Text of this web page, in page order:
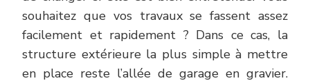
souhaitez que vos travaux se fassent assez
facilement et rapidement ? Dans ce cas, la
structure extérieure la plus simple à mettre
en place reste l’allée de garage en gravier.